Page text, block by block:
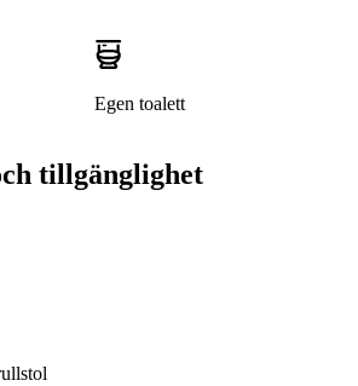
Egen toalett
tillgänglighet